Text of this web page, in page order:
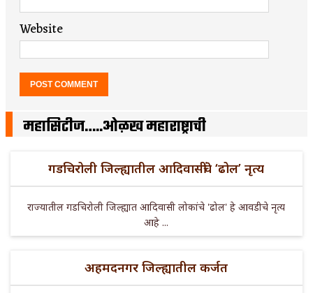
Website
महासिटीज…..ओळख महाराष्ट्राची
गडचिरोली जिल्ह्यातील आदिवासींचे ‘ढोल’ नृत्य
राज्यातील गडचिरोली जिल्ह्यात आदिवासी लोकांचे 'ढोल' हे आवडीचे नृत्य
आहे ...
अहमदनगर जिल्ह्यातील कर्जत